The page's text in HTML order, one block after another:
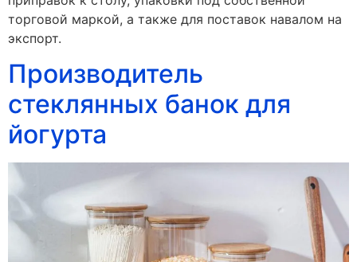
торговой маркой, а также для поставок навалом на
экспорт.
Производитель
стеклянных банок для
йогурта